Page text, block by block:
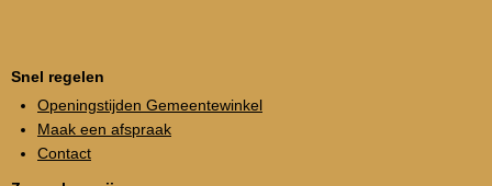
Snel regelen
Openingstijden Gemeentewinkel
Maak een afspraak
Contact